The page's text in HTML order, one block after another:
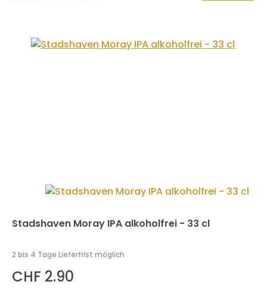
Stadshaven Moray IPA alkoholfrei - 33 cl
2 bis 4 Tage Lieferfrist möglich
CHF 2.90